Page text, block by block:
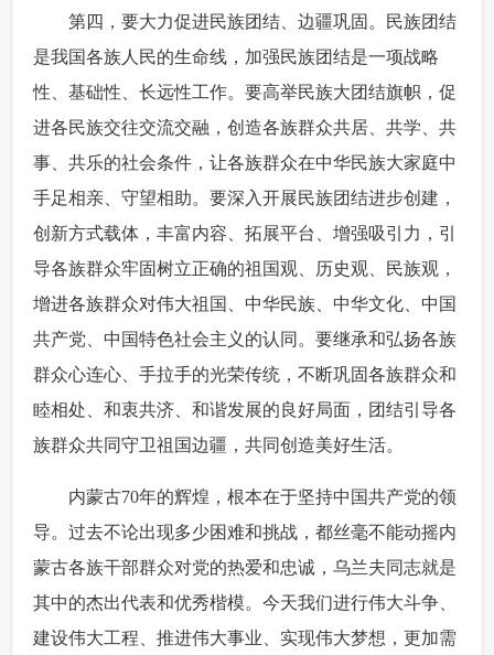
第四，要大力促进民族团结、边疆巩固。民族团结
是我国各族人民的生命线，加强民族团结是一项战略
性、基础性、长远性工作。要高举民族大团结旗帜，促
进各民族交往交流交融，创造各族群众共居、共学、共
事、共乐的社会条件，让各族群众在中华民族大家庭中
手足相亲、守望相助。要深入开展民族团结进步创建，
创新方式载体，丰富内容、拓展平台、增强吸引力，引
导各族群众牢固树立正确的祖国观、历史观、民族观，
增进各族群众对伟大祖国、中华民族、中华文化、中国
共产党、中国特色社会主义的认同。要继承和弘扬各族
群众心连心、手拉手的光荣传统，不断巩固各族群众和
睦相处、和衷共济、和谐发展的良好局面，团结引导各
族群众共同守卫祖国边疆，共同创造美好生活。
内蒙古70年的辉煌，根本在于坚持中国共产党的领
导。过去不论出现多少困难和挑战，都丝毫不能动摇内
蒙古各族干部群众对党的热爱和忠诚，乌兰夫同志就是
其中的杰出代表和优秀楷模。今天我们进行伟大斗争、
建设伟大工程、推进伟大事业、实现伟大梦想，更加需